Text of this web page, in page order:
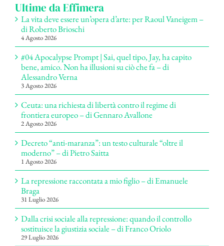
Ultime da Effimera
La vita deve essere un’opera d’arte: per Raoul Vaneigem –
di Roberto Brioschi
4 Agosto 2026
#04 Apocalypse Prompt | Sai, quel tipo, Jay, ha capito
bene, amico. Non ha illusioni su ciò che fa – di
Alessandro Verna
3 Agosto 2026
Ceuta: una richiesta di libertà contro il regime di
frontiera europeo – di Gennaro Avallone
2 Agosto 2026
Decreto “anti-maranza”: un testo culturale “oltre il
moderno” – di Pietro Saitta
1 Agosto 2026
La repressione raccontata a mio figlio – di Emanuele
Braga
31 Luglio 2026
Dalla crisi sociale alla repressione: quando il controllo
sostituisce la giustizia sociale – di Franco Oriolo
29 Luglio 2026